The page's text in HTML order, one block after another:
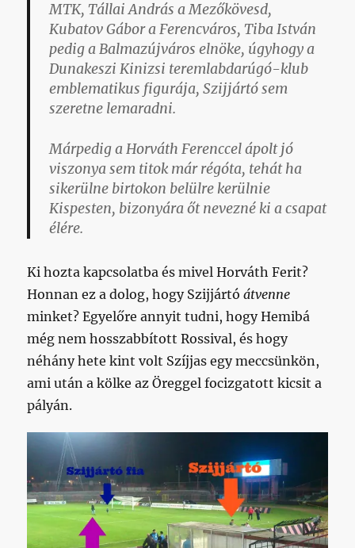
MTK, Tállai András a Mezőkövesd,
Kubatov Gábor a Ferencváros, Tiba István
pedig a Balmazújváros elnöke, úgyhogy a
Dunakeszi Kinizsi teremlabdarúgó-klub
emblematikus figurája, Szijjártó sem
szeretne lemaradni.
Márpedig a Horváth Ferenccel ápolt jó
viszonya sem titok már régóta, tehát ha
sikerülne birtokon belülre kerülnie
Kispesten, bizonyára őt nevezné ki a csapat
élére.
Ki hozta kapcsolatba és mivel Horváth Ferit?
Honnan ez a dolog, hogy Szijjártóátvenne
minket? Egyelőre annyit tudni, hogy Hemibá
még nem hosszabbított Rossival, és hogy
néhány hete kint volt Szíjjas egy meccsünkön,
ami után a kölke az Öreggel focizgatott kicsit a
pályán.